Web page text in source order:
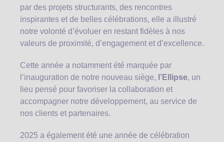
par des projets structurants, des rencontres
inspirantes et de belles célébrations, elle a illustré
notre volonté d’évoluer en restant fidèles à nos
valeurs de proximité, d’engagement et d’excellence.
Cette année a notamment été marquée par
l’inauguration de notre nouveau siège, l’Ellipse, un
lieu pensé pour favoriser la collaboration et
accompagner notre développement, au service de
nos clients et partenaires.
2025 a également été une année de célébration